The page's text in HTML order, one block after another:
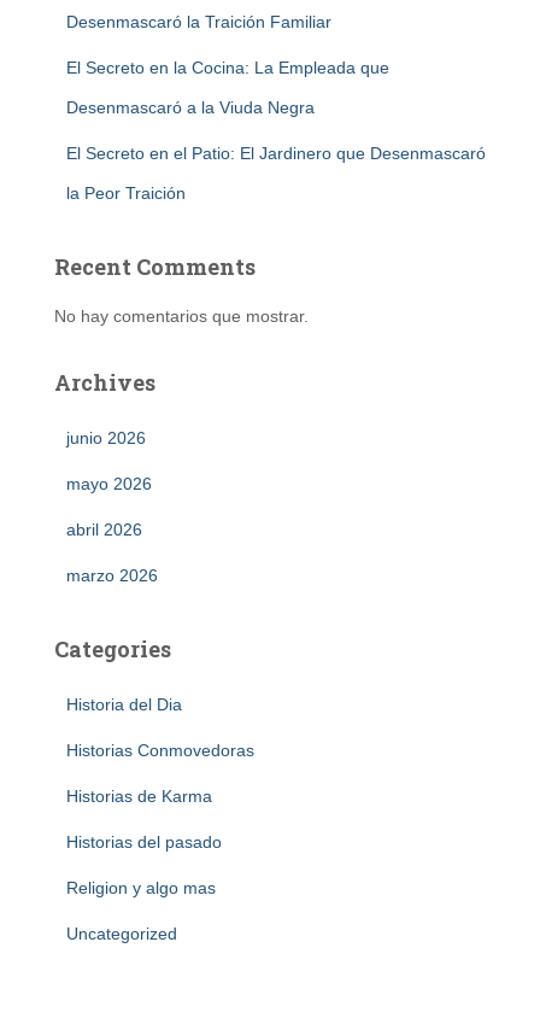
Desenmascaró la Traición Familiar
El Secreto en la Cocina: La Empleada que
Desenmascaró a la Viuda Negra
El Secreto en el Patio: El Jardinero que Desenmascaró
la Peor Traición
Recent Comments
No hay comentarios que mostrar.
Archives
junio 2026
mayo 2026
abril 2026
marzo 2026
Categories
Historia del Dia
Historias Conmovedoras
Historias de Karma
Historias del pasado
Religion y algo mas
Uncategorized